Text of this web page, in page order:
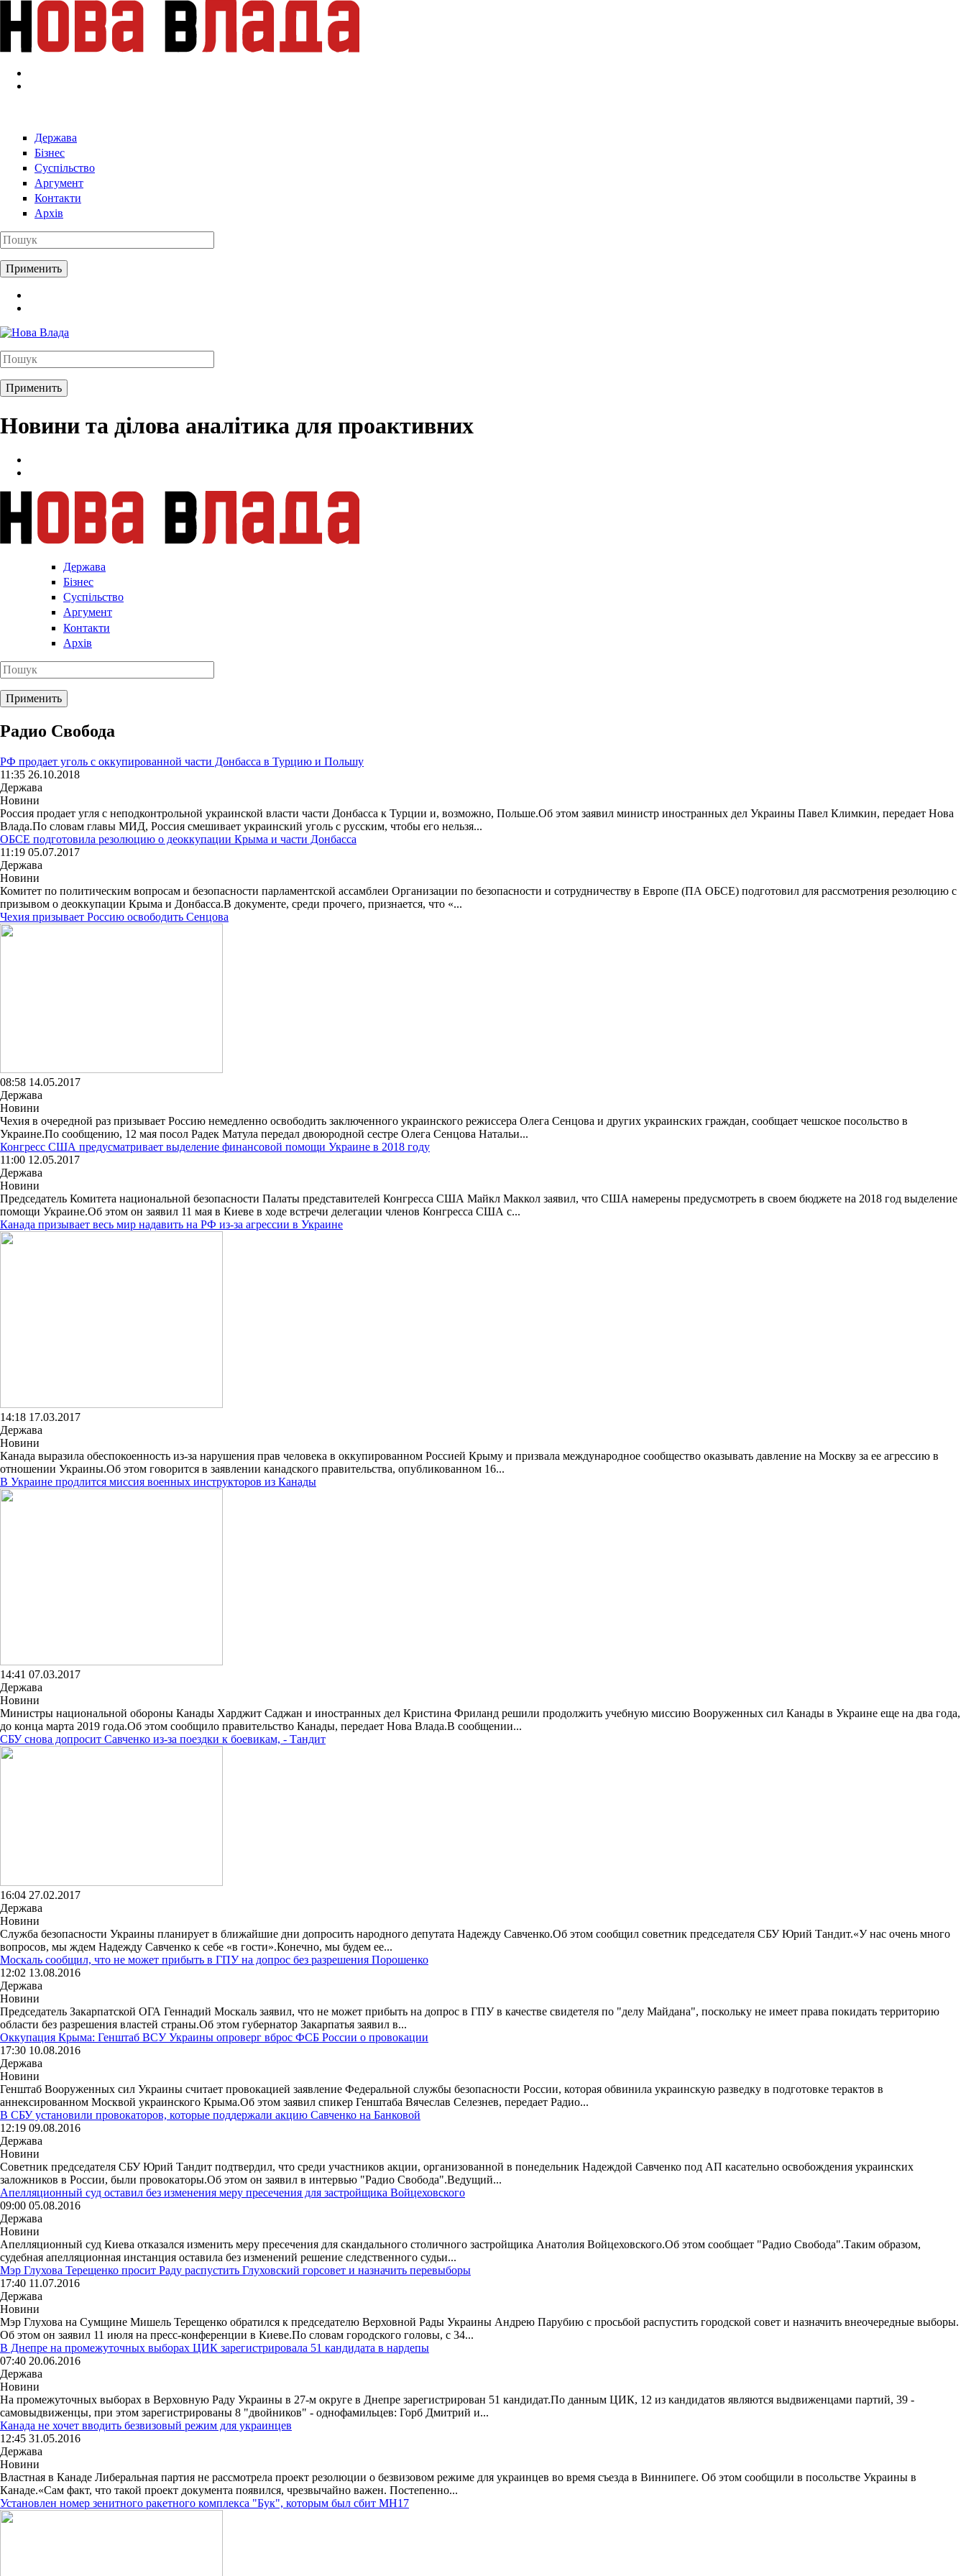
Перейти к основному содержанию
Держава
Бізнес
Суспільство
Аргумент
Контакти
Архів
Новини та ділова аналітика для проактивних
Держава
Бізнес
Суспільство
Аргумент
Контакти
Архів
Радио Свобода
РФ продает уголь с оккупированной части Донбасса в Турцию и Польшу
11:35 26.10.2018
Держава
Новини
Россия продает угля с неподконтрольной украинской власти части Донбасса к Турции и, возможно, Польше.Об этом заявил министр иностранных дел Украины Павел Климкин, передает Нова
Влада.По словам главы МИД, Россия смешивает украинский уголь с русским, чтобы его нельзя...
ОБСЕ подготовила резолюцию о деоккупации Крыма и части Донбасса
11:19 05.07.2017
Держава
Новини
Комитет по политическим вопросам и безопасности парламентской ассамблеи Организации по безопасности и сотрудничеству в Европе (ПА ОБСЕ) подготовил для рассмотрения резолюцию с
призывом о деоккупации Крыма и Донбасса.В документе, среди прочего, признается, что «...
Чехия призывает Россию освободить Сенцова
08:58 14.05.2017
Держава
Новини
Чехия в очередной раз призывает Россию немедленно освободить заключенного украинского режиссера Олега Сенцова и других украинских граждан, сообщает чешское посольство в
Украине.По сообщению, 12 мая посол Радек Матула передал двоюродной сестре Олега Сенцова Натальи...
Конгресс США предусматривает выделение финансовой помощи Украине в 2018 году
11:00 12.05.2017
Держава
Новини
Председатель Комитета национальной безопасности Палаты представителей Конгресса США Майкл Маккол заявил, что США намерены предусмотреть в своем бюджете на 2018 год выделение
помощи Украине.Об этом он заявил 11 мая в Киеве в ходе встречи делегации членов Конгресса США с...
Канада призывает весь мир надавить на РФ из-за агрессии в Украине
14:18 17.03.2017
Держава
Новини
Канада выразила обеспокоенность из-за нарушения прав человека в оккупированном Россией Крыму и призвала международное сообщество оказывать давление на Москву за ее агрессию в
отношении Украины.Об этом говорится в заявлении канадского правительства, опубликованном 16...
В Украине продлится миссия военных инструкторов из Канады
14:41 07.03.2017
Держава
Новини
Министры национальной обороны Канады Харджит Саджан и иностранных дел Кристина Фриланд решили продолжить учебную миссию Вооруженных сил Канады в Украине еще на два года,
до конца марта 2019 года.Об этом сообщило правительство Канады, передает Нова Влада.В сообщении...
СБУ снова допросит Савченко из-за поездки к боевикам, - Тандит
16:04 27.02.2017
Держава
Новини
Служба безопасности Украины планирует в ближайшие дни допросить народного депутата Надежду Савченко.Об этом сообщил советник председателя СБУ Юрий Тандит.«У нас очень много
вопросов, мы ждем Надежду Савченко к себе «в гости».Конечно, мы будем ее...
Москаль сообщил, что не может прибыть в ГПУ на допрос без разрешения Порошенко
12:02 13.08.2016
Держава
Новини
Председатель Закарпатской ОГА Геннадий Москаль заявил, что не может прибыть на допрос в ГПУ в качестве свидетеля по "делу Майдана", поскольку не имеет права покидать территорию
области без разрешения властей страны.Об этом губернатор Закарпатья заявил в...
Оккупация Крыма: Генштаб ВСУ Украины опроверг вброс ФСБ России о провокации
17:30 10.08.2016
Держава
Новини
Генштаб Вооруженных сил Украины считает провокацией заявление Федеральной службы безопасности России, которая обвинила украинскую разведку в подготовке терактов в
аннексированном Москвой украинского Крыма.Об этом заявил спикер Генштаба Вячеслав Селезнев, передает Радио...
В СБУ установили провокаторов, которые поддержали акцию Савченко на Банковой
12:19 09.08.2016
Держава
Новини
Советник председателя СБУ Юрий Тандит подтвердил, что среди участников акции, организованной в понедельник Надеждой Савченко под АП касательно освобождения украинских
заложников в России, были провокаторы.Об этом он заявил в интервью "Радио Свобода".Ведущий...
Апелляционный суд оставил без изменения меру пресечения для застройщика Войцеховского
09:00 05.08.2016
Держава
Новини
Апелляционный суд Киева отказался изменить меру пресечения для скандального столичного застройщика Анатолия Войцеховского.Об этом сообщает "Радио Свобода".Таким образом,
судебная апелляционная инстанция оставила без изменений решение следственного судьи...
Мэр Глухова Терещенко просит Раду распустить Глуховский горсовет и назначить перевыборы
17:40 11.07.2016
Держава
Новини
Мэр Глухова на Сумщине Мишель Терещенко обратился к председателю Верховной Рады Украины Андрею Парубию с просьбой распустить городской совет и назначить внеочередные выборы.
Об этом он заявил 11 июля на пресс-конференции в Киеве.По словам городского головы, с 34...
В Днепре на промежуточных выборах ЦИК зарегистрировала 51 кандидата в нардепы
07:40 20.06.2016
Держава
Новини
На промежуточных выборах в Верховную Раду Украины в 27-м округе в Днепре зарегистрирован 51 кандидат.По данным ЦИК, 12 из кандидатов являются выдвиженцами партий, 39 -
самовыдвиженцы, при этом зарегистрированы 8 "двойников" - однофамильцев: Горб Дмитрий и...
Канада не хочет вводить безвизовый режим для украинцев
12:45 31.05.2016
Держава
Новини
Властная в Канаде Либеральная партия не рассмотрела проект резолюции о безвизовом режиме для украинцев во время съезда в Виннипеге. Об этом сообщили в посольстве Украины в
Канаде.«Сам факт, что такой проект документа появился, чрезвычайно важен. Постепенно...
Установлен номер зенитного ракетного комплекса "Бук", которым был сбит МН17